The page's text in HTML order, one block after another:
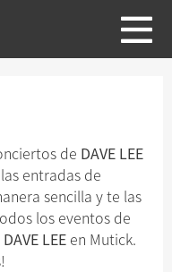
de DAVE LEE
entradas de
sencilla y te las
los eventos de
DAVE LEE en Mutick.